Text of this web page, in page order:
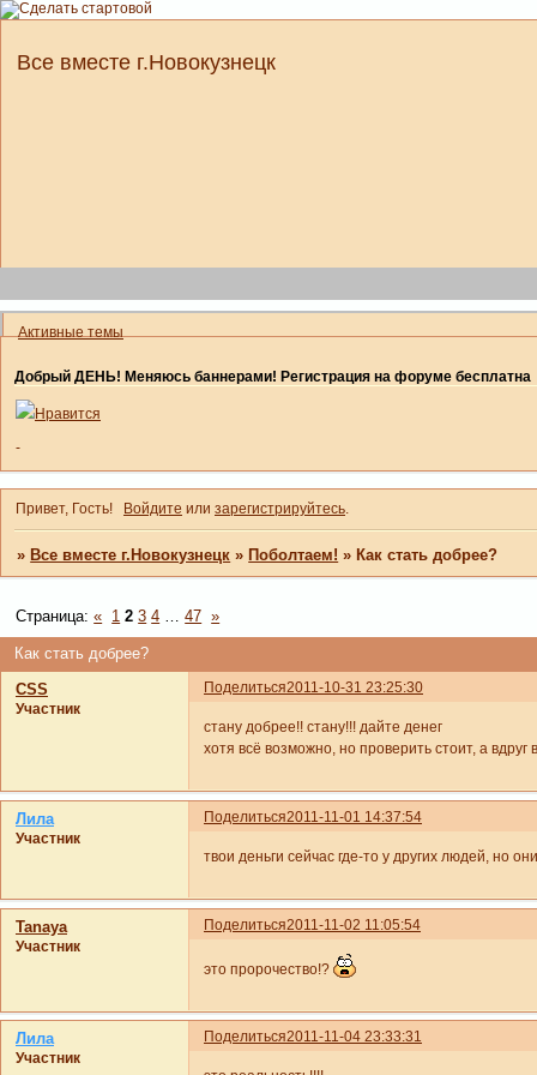
Все вместе г.Новокузнецк
Активные темы
Добрый ДЕНЬ! Меняюсь баннерами! Регистрация на форуме бесплатна
Нравится
-
Привет, Гость! Войдите или зарегистрируйтесь.
»Все вместе г.Новокузнецк »Поболтаем! »Как стать добрее?
Как стать добрее?
Страница:« 1 2 3 4 … 47 »
Поделиться2011-10-31 23:25:30
CSS
Участник
стану добрее!! стану!!! дайте денег
хотя всё возможно, но проверить стоит, а
Поделиться2011-11-01 14:37:54
Лила
Участник
твои деньги сейчас где-то у других людей, но
Поделиться2011-11-02 11:05:54
Tanaya
Участник
это пророчество!?
Поделиться2011-11-04 23:33:31
Лила
Участник